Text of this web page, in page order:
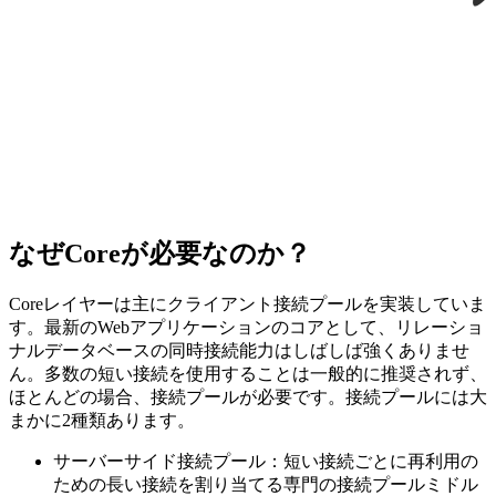
なぜCoreが必要なのか？
Coreレイヤーは主にクライアント接続プールを実装していま
す。最新のWebアプリケーションのコアとして、リレーショ
ナルデータベースの同時接続能力はしばしば強くありませ
ん。多数の短い接続を使用することは一般的に推奨されず、
ほとんどの場合、接続プールが必要です。接続プールには大
まかに2種類あります。
サーバーサイド接続プール：短い接続ごとに再利用の
ための長い接続を割り当てる専門の接続プールミドル